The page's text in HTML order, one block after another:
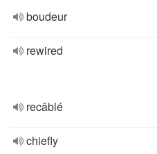
boudeur
rewired
recâblé
chiefly